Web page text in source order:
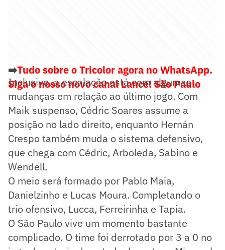
➡️Tudo sobre o Tricolor agora no WhatsApp.
Siga o nosso novo canal Lance! São Paulo
Inclusive, a escalação está com algumas
mudanças em relação ao último jogo. Com
Maik suspenso, Cédric Soares assume a
posição no lado direito, enquanto Hernán
Crespo também muda o sistema defensivo,
que chega com Cédric, Arboleda, Sabino e
Wendell.
O meio será formado por Pablo Maia,
Danielzinho e Lucas Moura. Completando o
trio ofensivo, Lucca, Ferreirinha e Tapia.
O São Paulo vive um momento bastante
complicado. O time foi derrotado por 3 a 0 no